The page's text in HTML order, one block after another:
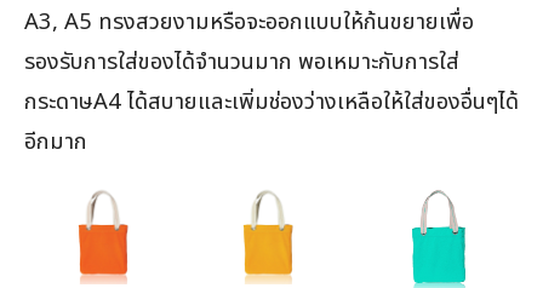
A3, A5 ทรงสวยงามหรือจะออกแบบให้ก้นขยายเพื่อ
รองรับการใส่ของได้จำนวนมาก พอเหมาะกับการใส่
กระดาษA4 ได้สบายและเพิ่มช่องว่างเหลือให้ใส่ของอื่นๆได้
อีกมาก